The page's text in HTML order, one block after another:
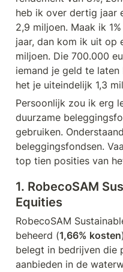
heb ik over dertig jaar
2,9 miljoen. Maak ik
jaar, dan kom ik uit op
miljoen. Die 700.000
iemand je geld te laten
het je uiteindelijk 1,3
Persoonlijk zou ik erg
duurzame
gebruiken.
beleggingsfondsen.
top tien posities van
1. RobecoSAM
Equities
RobecoSAM
beheerd (1,66% kosten
belegt in bedrijven die
aanbieden in de